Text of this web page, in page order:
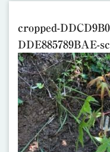
cropped-
DDE885789BAE-